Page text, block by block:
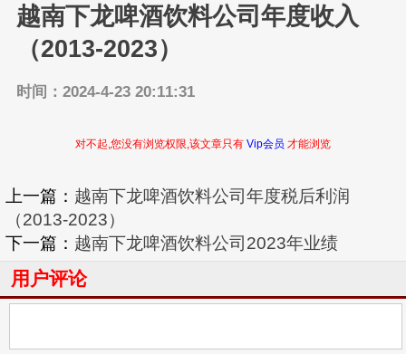
越南下龙啤酒饮料公司年度收入
（2013-2023）
时间：2024-4-23 20:11:31
对不起,您没有浏览权限,该文章只有 Vip会员 才能浏览
上一篇： 越南下龙啤酒饮料公司年度税后利润
（2013-2023）
下一篇： 越南下龙啤酒饮料公司2023年业绩
用户评论